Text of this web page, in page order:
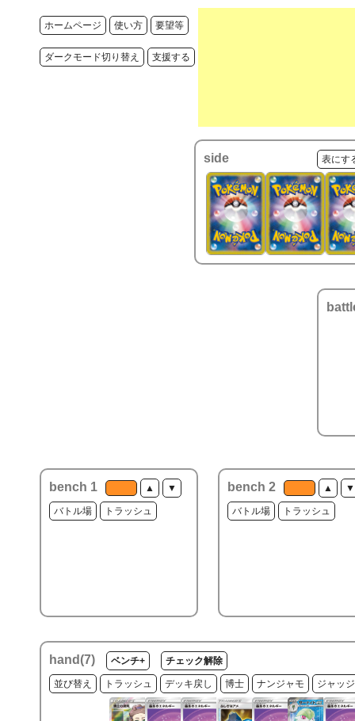
ホームページ 使い方 要望等
ダークモード切り替え 支援する
side 表にす
bench 1 ▲ ▼
バトル場 トラッシュ
bench 2 ▲ ▼
バトル場 トラッシュ
hand(7) ベンチ+ チェック解除
並び替え トラッシュ デッキ戻し 博士 ナンジャモ ジャッ